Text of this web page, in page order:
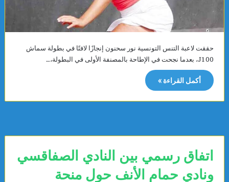
حققت لاعبة التنس التونسية نور سحنون إنجازًا لافتًا في بطولة سماش
J100، بعدما نجحت في الإطاحة بالمصنفة الأولى في البطولة،…
أكمل القراءة »
اتفاق رسمي بين النادي الصفاقسي
ونادي حمام الأنف حول منحة